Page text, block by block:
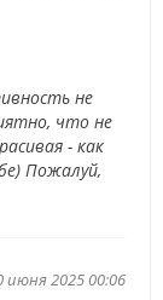
не
что не
- как
Пожалуй,
июня 2025 00:06